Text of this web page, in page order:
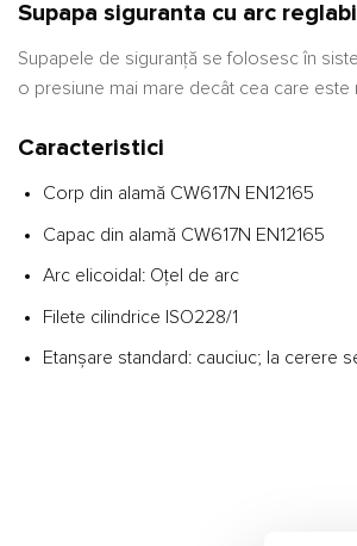
Supapa siguranta cu arc
Supapele de siguranță se folosesc în
o presiune mai mare decât cea care este
Caracteristici
Corp din alamă CW617N EN12165
Capac din alamă CW617N EN12165
Arc elicoidal: Oțel de arc
Filete cilindrice ISO228/1
Etanșare standard: cauciuc; la cerere